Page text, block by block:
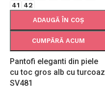
41
42
ADAUGĂ ÎN COȘ
CUMPĂRĂ ACUM
Pantofi eleganti din piele
cu toc gros alb cu turcoaz
SV481